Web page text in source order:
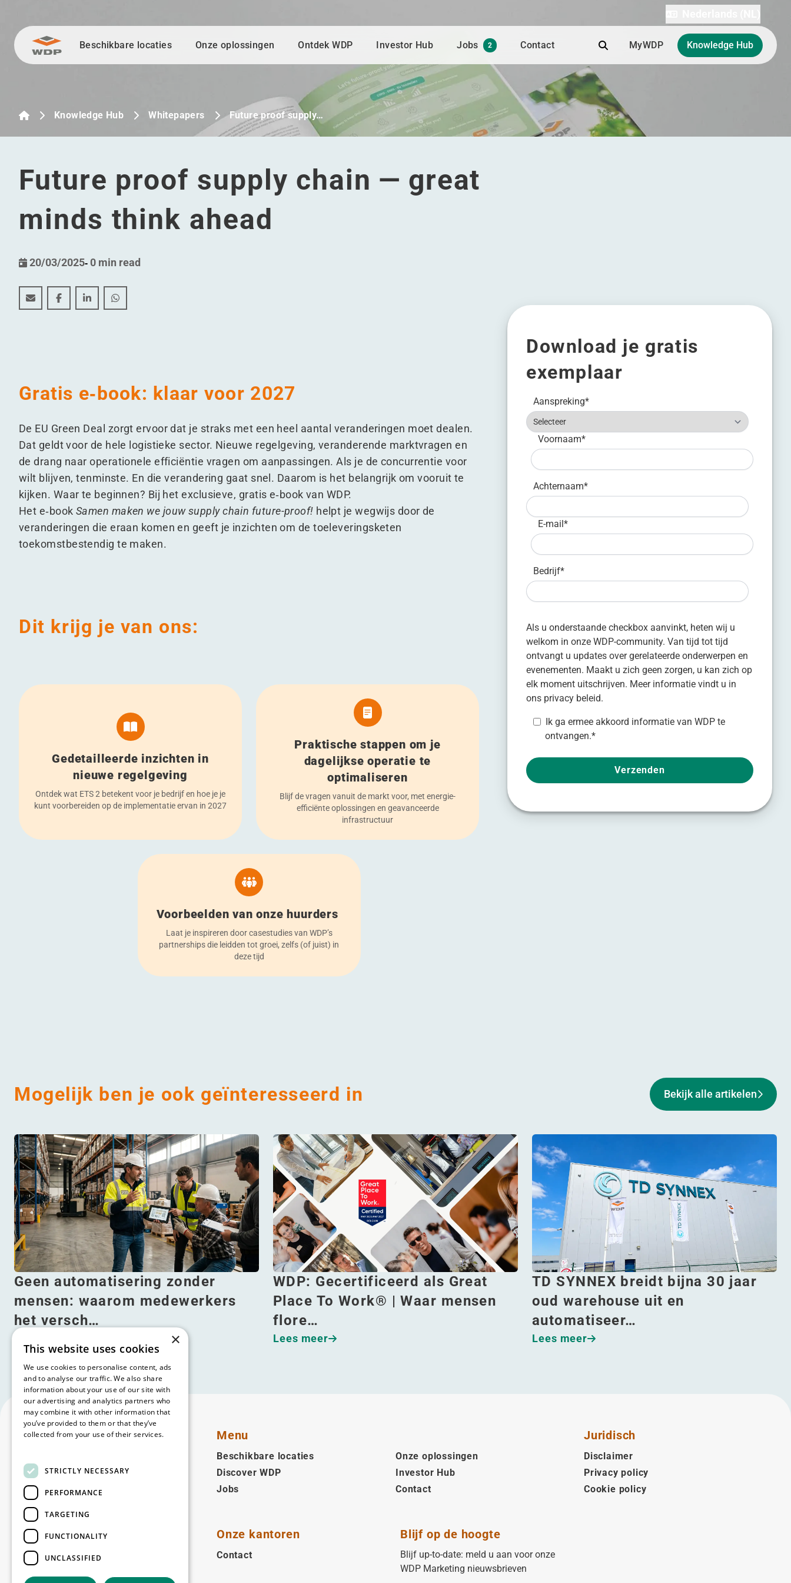
Ga naar inhoudBeschikbare locaties Onze oplossingen Ontdek WDP Investor Hub Jobs 2 Contact ZoekMyWDP Knowledge Hub
Knowledge Hub Whitepapers Future proof supply…
Future proof supply chain — great
minds think ahead
20/03/2025- 0 min read
Future proof supply chain - great minds think ahead
Future proof supply chain - great minds think ahead
Future proof supply chain - great minds think ahead
Future proof supply chain - great minds think ahead
Gratis e‑book: klaar voor 2027
De EU Green Deal zorgt ervoor dat je straks met een heel aantal veranderingen moet dealen.
Dat geldt voor de hele logistieke sector. Nieuwe regelgeving, veranderende marktvragen en
de drang naar operationele efficiëntie vragen om aanpassingen. Als je de concurrentie voor
wilt blijven, tenminste. En die verandering gaat snel. Daarom is het belangrijk om vooruit te
kijken. Waar te beginnen? Bij het exclusieve, gratis e‑book van WDP.
Het e‑book Samen maken we jouw supply chain future-proof! helpt je wegwijs door de
veranderingen die eraan komen en geeft je inzichten om de toeleveringsketen
toekomstbestendig te maken.
Dit krijg je van ons:
Gedetailleerde inzichten in
nieuwe regelgeving
Ontdek wat ETS 2 betekent voor je bedrijf en hoe je je
kunt voorbereiden op de implementatie ervan in 2027
Praktische stappen om je
dagelijkse operatie te
optimaliseren
Blijf de vragen vanuit de markt voor, met energie-
efficiënte oplossingen en geavanceerde
infrastructuur
Voorbeelden van onze huurders
Laat je inspireren door casestudies van WDP’s
partnerships die leidden tot groei, zelfs (of juist) in
deze tijd
Download je gratis
exemplaar
Aanspreking*
Voornaam*
Achternaam*
E-mail*
Bedrijf*
Als u onderstaande checkbox aanvinkt, heten wij u
welkom in onze WDP-community. Van tijd tot tijd
ontvangt u updates over gerelateerde onderwerpen en
evenementen. Maakt u zich geen zorgen, u kan zich op
elk moment uitschrijven. Meer informatie vindt u in
ons privacy beleid.
Ik ga ermee akkoord informatie van WDP te
ontvangen.*
Mogelijk ben je ook geïnteresseerd in Bekijk alle artikelen
Geen automatisering zonder
mensen: waarom medewerkers
het versch…
WDP: Gecertificeerd als Great
Place To Work® | Waar mensen
flore…
Lees meer
TD SYNNEX breidt bijna 30 jaar
oud warehouse uit en
automatiseer…
Lees meer
Nederlands (NL)
Volg ons
Facebook
Copyright © 2026
Menu
Beschikbare locaties
Onze oplossingen
Discover WDP
Investor Hub
Jobs
Contact
Juridisch
Disclaimer
Privacy policy
Cookie policy
Onze kantoren
Contact
Blijf op de hoogte
Blijf up-to-date: meld u aan voor onze
WDP Marketing nieuwsbrieven
×
This website uses cookies
We use cookies to personalise content, ads
and to analyse our traffic. We also share
information about your use of our site with
our advertising and analytics partners who
may combine it with other information that
you’ve provided to them or that they’ve
collected from your use of their services.
STRICTLY NECESSARY
PERFORMANCE
TARGETING
FUNCTIONALITY
UNCLASSIFIED